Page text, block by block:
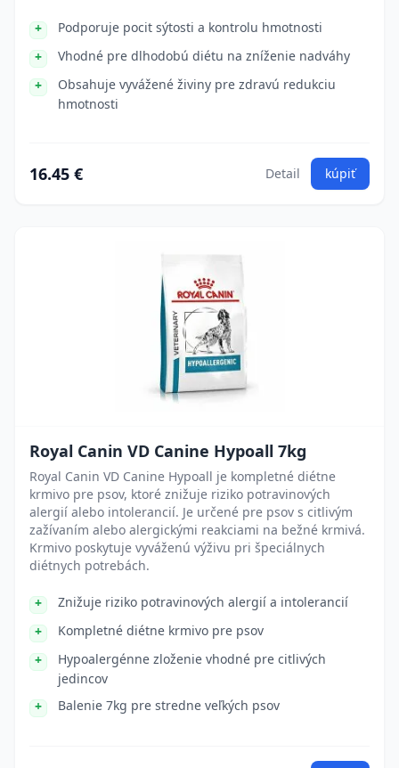
Podporuje pocit sýtosti a kontrolu hmotnosti
Vhodné pre dlhodobú diétu na zníženie nadváhy
Obsahuje vyvážené živiny pre zdravú redukciu
hmotnosti
16.45 € Detail kúpiť
Royal Canin VD Canine Hypoall 7kg
Royal Canin VD Canine Hypoall je kompletné diétne
krmivo pre psov, ktoré znižuje riziko potravinových
alergií alebo intolerancií. Je určené pre psov s citlivým
zažívaním alebo alergickými reakciami na bežné krmivá.
Krmivo poskytuje vyváženú výživu pri špeciálnych
diétnych potrebách.
Znižuje riziko potravinových alergií a intolerancií
Kompletné diétne krmivo pre psov
Hypoalergénne zloženie vhodné pre citlivých
jedincov
Balenie 7kg pre stredne veľkých psov